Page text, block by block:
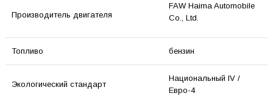
Производитель двигателя
FAW Haima Automobile
Co., Ltd.
Топливо бензин
Экологический стандарт
Национальный IV /
Евро-4